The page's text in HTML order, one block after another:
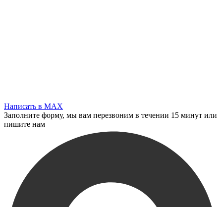
Написать в MAX
Заполните форму, мы вам перезвоним в течении 15 минут или
пишите нам